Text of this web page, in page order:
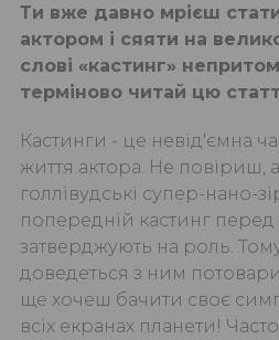
Ти вже давно мрієш
актором і сяяти на
слові «кастинг»
терміново читай цю
Кастинги - це невід'ємна
життя актора. Не повіриш,
голлівудські супер-нано-
попередній кастинг перед
затверджують на роль.
доведеться з ним
ще хочеш бачити своє
всіх екранах планети!